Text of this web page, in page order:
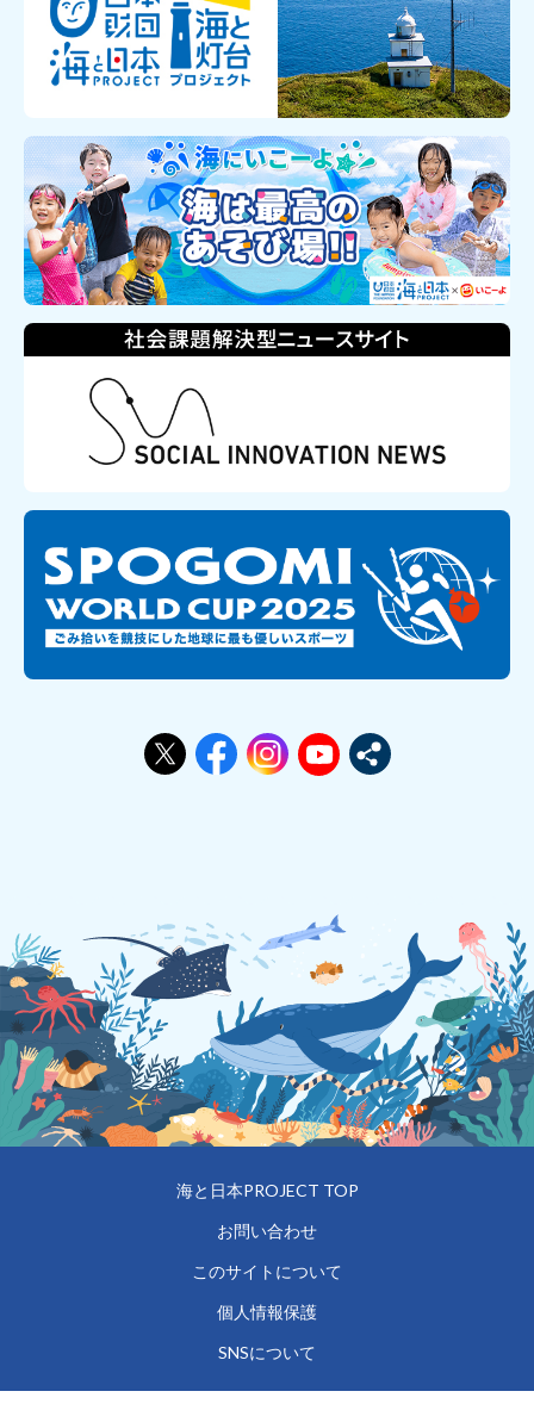
海と日本PROJECT TOP
お問い合わせ
このサイトについて
個人情報保護
SNSについて